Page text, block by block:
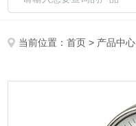
当前位置：首页 > 产品中心